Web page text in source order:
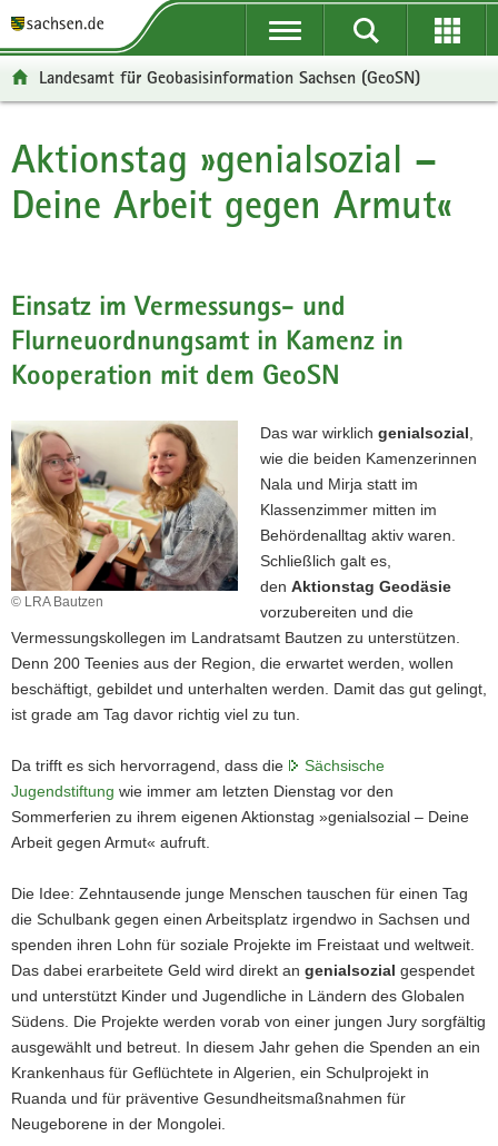
t
ü
b
e
r
e
i
f
n
d
e
N
a
v
i
g
t
n
a
v
a
t
i
o
p
n
h
a
t
-
B
e
i
c
h
Landesamt für Geobasisinformation Sachsen (GeoSN)
Hauptinhalt
Aktionstag »genialsozial –
Deine Arbeit gegen Armut«
Einsatz im Vermessungs- und
Flurneuordnungsamt in Kamenz in
Kooperation mit dem GeoSN
© LRA Bautzen
Das war wirklich genialsozial
wie die beiden Kamenzerinnen
Nala und Mirja statt im
Klassenzimmer mitten im
Behördenalltag aktiv waren.
Schließlich galt es,
den Aktionstag Geodäsie
vorzubereiten und die
Vermessungskollegen im Landratsamt Bautzen zu unterstützen.
Denn 200 Teenies aus der Region, die erwartet werden, wollen
beschäftigt, gebildet und unterhalten werden. Damit das gut gelingt,
ist grade am Tag davor richtig viel zu tun.
Da trifft es sich hervorragend, dass die
Sächsische
Jugendstiftung wie immer am letzten Dienstag vor den
Sommerferien zu ihrem eigenen Aktionstag »genialsozial – Deine
Arbeit gegen Armut« aufruft.
Die Idee: Zehntausende junge Menschen tauschen für einen Tag
die Schulbank gegen einen Arbeitsplatz irgendwo in Sachsen und
spenden ihren Lohn für soziale Projekte im Freistaat und weltweit.
Das dabei erarbeitete Geld wird direkt an genialsozial gespendet
und unterstützt Kinder und Jugendliche in Ländern des Globalen
Südens. Die Projekte werden vorab von einer jungen Jury sorgfältig
ausgewählt und betreut. In diesem Jahr gehen die Spenden an ein
Krankenhaus für Geflüchtete in Algerien, ein Schulprojekt in
Ruanda und für präventive Gesundheitsmaßnahmen für
Neugeborene in der Mongolei.